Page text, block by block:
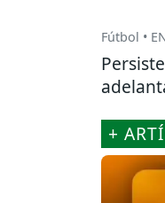
Fútbol •
+